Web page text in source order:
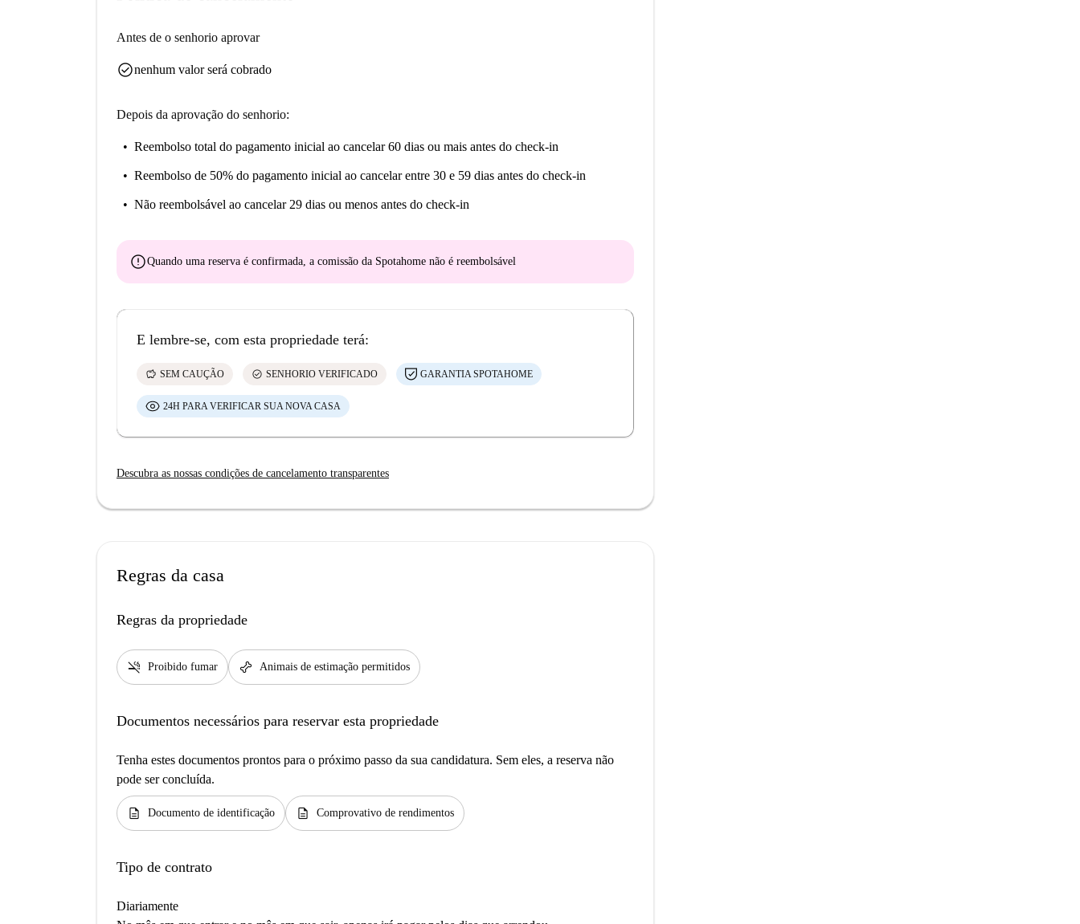
Antes de o senhorio aprovar
check_circlenenhum valor será cobrado
Depois da aprovação do senhorio:
Reembolso total do pagamento inicial ao cancelar 60 dias ou mais antes do check-in
Reembolso de 50% do pagamento inicial ao cancelar entre 30 e 59 dias antes do check-in
Não reembolsável ao cancelar 29 dias ou menos antes do check-in
errorQuando uma reserva é confirmada, a comissão da Spotahome não é reembolsável
E lembre-se, com esta propriedade terá:
savings SEM CAUÇÃO check_circle SENHORIO VERIFICADO GARANTIA SPOTAHOME
24H PARA VERIFICAR SUA NOVA CASA
Descubra as nossas condições de cancelamento transparentes
Regras da casa
Regras da propriedade
smoke_free Proibido fumar pet_supplies Animais de estimação permitidos
Documentos necessários para reservar esta propriedade
Tenha estes documentos prontos para o próximo passo da sua candidatura. Sem eles, a reserva não
pode ser concluída.
description Documento de identificação description Comprovativo de rendimentos
Tipo de contrato
Diariamente